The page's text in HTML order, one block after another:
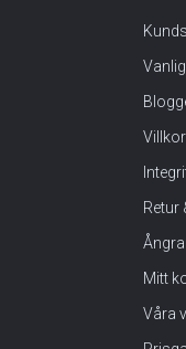
Villkor
Retur
Mitt
Våra